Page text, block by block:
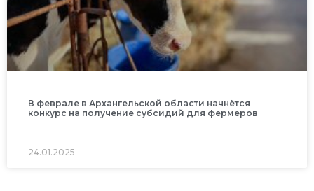
В феврале в Архангельской области начнётся
конкурс на получение субсидий для фермеров
24.01.2025